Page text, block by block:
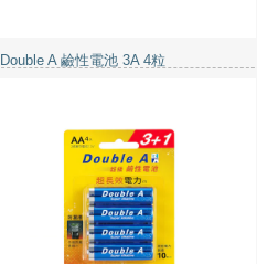
Double A 鹼性電池 2A 4粒